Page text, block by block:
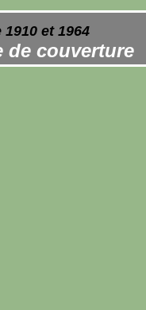
et 1964
de couverture